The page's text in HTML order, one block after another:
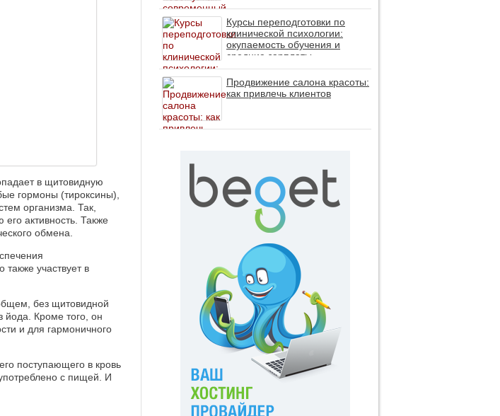
в щитовидную
гормоны (тироксины),
организма. Так,
активность. Также
обмена.
участвует в
без щитовидной
йода. Кроме того, он
и для гармоничного
поступающего в кровь
с пищей. И
личность без таблеток (методы
ДПДГ и КПТ)
Курсы переподготовки по
клинической психологии:
окупаемость обучения и
средние зарплаты
специалистов в 2026 году
Продвижение салона красоты:
как привлечь клиентов